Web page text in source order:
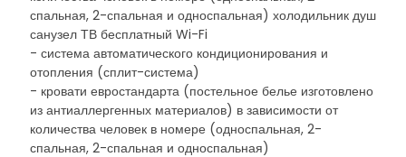
спальная, 2-спальная и односпальная) холодильник душ
санузел ТВ бесплатный Wi-Fi
- система автоматического кондиционирования и
отопления (сплит-система)
- кровати евростандарта (постельное белье изготовлено
из антиаллергенных материалов) в зависимости от
количества человек в номере (односпальная, 2-
спальная, 2-спальная и односпальная)